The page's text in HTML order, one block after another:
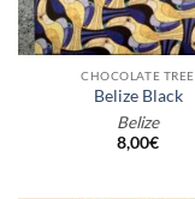
CHOCOLATE TREE
Belize Black
Belize
8,00€